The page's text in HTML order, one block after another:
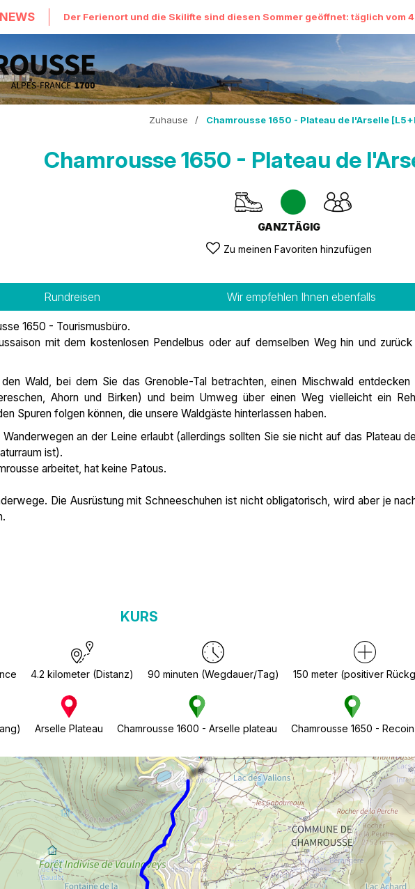
NEWS Der Ferienort und die Skilifte sind diesen Sommer geöffnet: täglich vom
Zuhause / Chamrousse 1650 - Plateau de l'Arselle
Chamrousse 1650 - Plateau de
GANZTÄGIG
Zu meinen Favoriten hinzufügen
Rundreisen Wir empfehlen Ihnen ebenfalls
1650 - Tourismusbüro.
mit dem kostenlosen Pendelbus oder auf demselben Weg hin und
Wald, bei dem Sie das Grenoble-Tal betrachten, einen Mischwald entdecken
Ahorn und Birken) und beim Umweg über einen Weg vielleicht ein
Spuren folgen können, die unsere Waldgäste hinterlassen haben.
an der Leine erlaubt (allerdings sollten Sie sie nicht auf das Plateau
ist).
arbeitet, hat keine Patous.
Die Ausrüstung mit Schneeschuhen ist nicht obligatorisch, wird aber je
KURS
4.2 kilometer (Distanz) 90 minuten (Wegdauer/Tag) 150 meter (positiver
Arselle Plateau Chamrousse 1600 - Arselle plateau Chamrousse 1650 - Recoin
Chamrousse 1650 - Plateau de l'Arselle [L5+L1]]